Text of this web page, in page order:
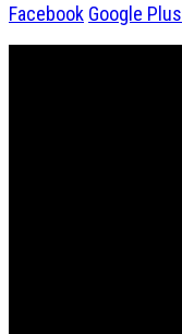
Facebook Google Plus